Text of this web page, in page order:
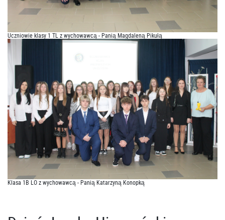
Uczniowie klasy 1 TL z wychowawcą - Panią Magdaleną Pikułą
Klasa 1B LO z wychowawcą - Panią Katarzyną Konopką